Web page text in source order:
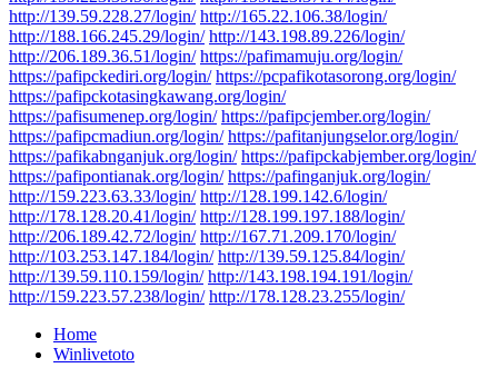
http://139.59.228.27/login/ http://165.22.106.38/login/
http://188.166.245.29/login/ http://143.198.89.226/login/
http://206.189.36.51/login/ https://pafimamuju.org/login/
https://pafipckediri.org/login/ https://pcpafikotasorong.org/login/
https://pafipckotasingkawang.org/login/
https://pafisumenep.org/login/ https://pafipcjember.org/login/
https://pafipcmadiun.org/login/ https://pafitanjungselor.org/login/
https://pafikabnganjuk.org/login/ https://pafipckabjember.org/login/
https://pafipontianak.org/login/ https://pafinganjuk.org/login/
http://159.223.63.33/login/ http://128.199.142.6/login/
http://178.128.20.41/login/ http://128.199.197.188/login/
http://206.189.42.72/login/ http://167.71.209.170/login/
http://103.253.147.184/login/ http://139.59.125.84/login/
http://139.59.110.159/login/ http://143.198.194.191/login/
http://159.223.57.238/login/ http://178.128.23.255/login/
Home
Winlivetoto